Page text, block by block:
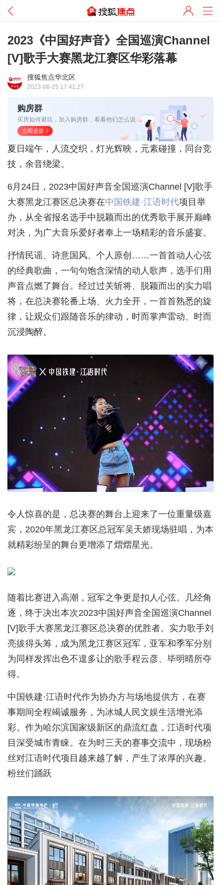
2023《中国好声音》全国巡演Channel
[V]歌手大赛黑龙江赛区华彩落幕
搜狐焦点华北区
2023-06-25 17:41:27
购房群
买房如何避坑，加入购房群，看看他们怎么说
立即进群
夏日端午，人流交织，灯光辉映，元素碰撞，同台竞
技，余音绕梁。
6月24日，2023中国好声音全国巡演Channel [V]歌手
大赛黑龙江赛区总决赛在中国铁建·江语时代项目举
办，从全省报名选手中脱颖而出的优秀歌手展开巅峰
对决，为广大音乐爱好者奉上一场精彩的音乐盛宴。
抒情民谣、诗意国风、个人原创……一首首动人心弦
的经典歌曲，一句句饱含深情的动人歌声，选手们用
声音点燃了舞台。经过过关斩将、脱颖而出的实力唱
将，在总决赛轮番上场、火力全开，一首首熟悉的旋
律，让观众们跟随音乐的律动，时而掌声雷动、时而
沉浸陶醉。
令人惊喜的是，总决赛的舞台上迎来了一位重量级嘉
宾，2020年黑龙江赛区总冠军吴天娇现场驻唱，为本
就精彩纷呈的舞台更增添了熠熠星光。
随着比赛进入高潮，冠军之争更是扣人心弦。几经角
逐，终于决出本次2023中国好声音全国巡演Channel
[V]歌手大赛黑龙江赛区总决赛的优胜者。实力歌手刘
亮拔得头筹，成为黑龙江赛区冠军，亚军和季军分别
为同样发挥出色不遑多让的歌手程云彦、毕明晴所夺
得。
中国铁建·江语时代作为协办方与场地提供方，在赛
事期间全程竭诚服务，为冰城人民文娱生活增光添
彩。作为哈尔滨国家级新区的鼎流红盘，江语时代项
目深受城市青睐。在为时三天的赛事交流中，现场粉
丝对江语时代项目越来越了解，产生了浓厚的兴趣。
粉丝们踊跃